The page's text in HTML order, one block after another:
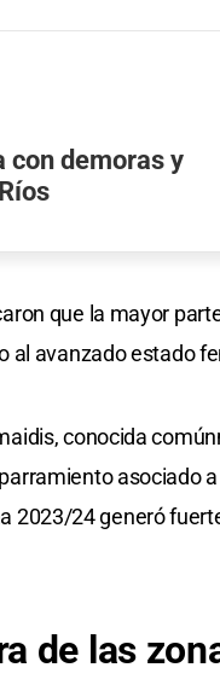
con demoras y
que la mayor
al avanzado estado
conocida
asociado
2023/24 generó
de las